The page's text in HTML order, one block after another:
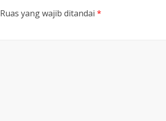
Ruas yang wajib ditandai *